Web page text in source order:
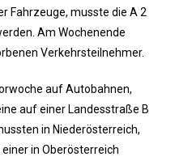
Fahrzeuge, musste die A 2
Am Wochenende
Verkehrsteilnehmer.
auf Autobahnen,
auf einer Landesstraße B
in Niederösterreich,
in Oberösterreich